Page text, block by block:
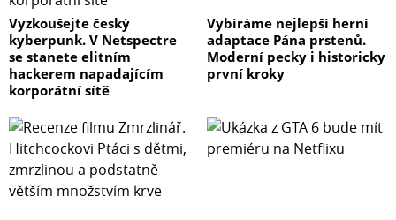
Vyzkoušejte český
kyberpunk. V Netspectre
se stanete elitním
hackerem napadajícím
korporátní sítě
Vybíráme nejlepší herní
adaptace Pána prstenů.
Moderní pecky i historicky
první kroky